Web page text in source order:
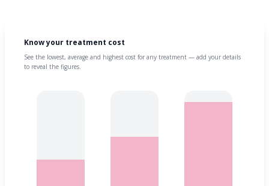
Know your treatment cost
See the lowest, average and highest cost for any treatment — add your details
to reveal the figures.